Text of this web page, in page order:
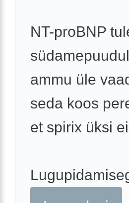
NT-proBNP
ammu üle
seda koos
et spirix üksi